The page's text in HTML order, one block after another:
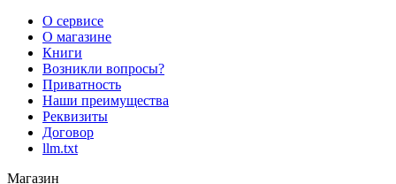
О сервисе
О магазине
Книги
Возникли вопросы?
Приватность
Наши преимущества
Реквизиты
Договор
llm.txt
Магазин